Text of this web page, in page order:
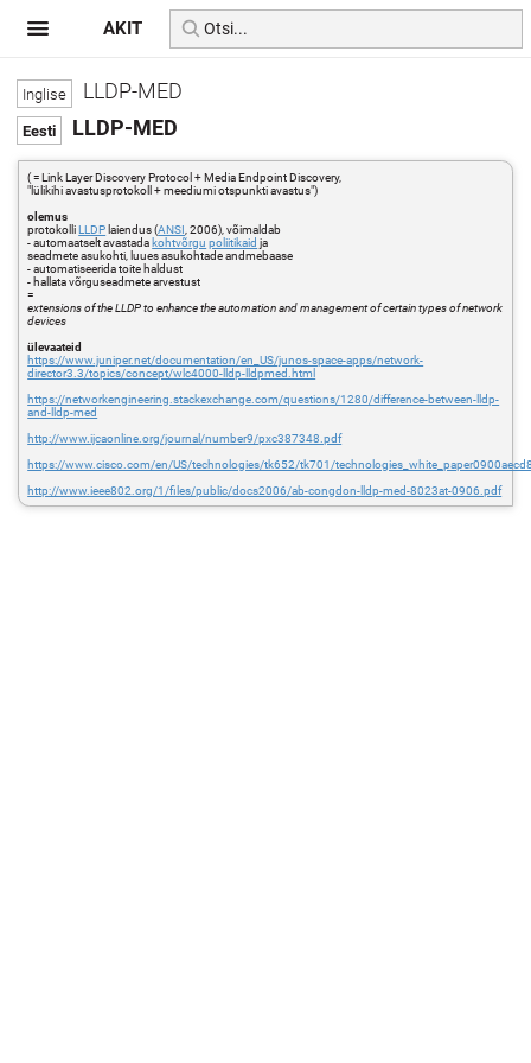
LLDP-MED
LLDP-MED
( = Link Layer Discovery Protocol + Media Endpoint Discovery,
"lülikihi avastusprotokoll + meediumi otspunkti avastus")
olemus
protokolliLLDP laiendus (ANSI , 2006), võimaldab
- automaatselt avastada kohtvõrgu poliitikaid ja
seadmete asukohti, luues asukohtade andmebaase
- automatiseerida toite haldust
- hallata võrguseadmete arvestust
=
extensions of the LLDP to enhance the automation and management of certain types of network
devices
ülevaateid
https://www.juniper.net/documentation/en_US/junos-space-apps/network-
director3.3/topics/concept/wlc4000-lldp-lldpmed.html
https://networkengineering.stackexchange.com/questions/1280/difference-between-lldp-
and-lldp-med
http://www.ijcaonline.org/journal/number9/pxc387348.pdf
https://www.cisco.com/en/US/technologies/tk652/tk701/
http://www.ieee802.org/1/files/public/docs2006/ab-congdon-lldp-med-8023at-0906.pdf
AKIT